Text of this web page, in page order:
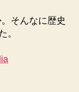
そんなに歴史
。